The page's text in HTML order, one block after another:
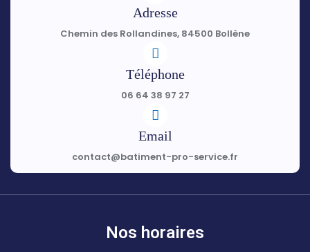
Adresse
Chemin des Rollandines, 84500 Bollène
Téléphone
06 64 38 97 27
Email
contact@batiment-pro-service.fr
Nos horaires